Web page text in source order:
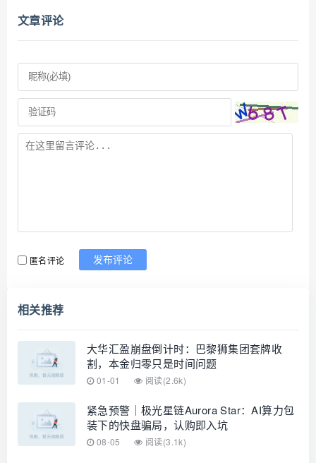
文章评论
匿名评论 发布评论
相关推荐
大华汇盈崩盘倒计时：巴黎狮集团套牌收
割，本金归零只是时间问题
01-01 阅读(2.6k)
紧急预警｜极光星链Aurora Star：AI算力包
装下的快盘骗局，认购即入坑
08-05 阅读(3.1k)